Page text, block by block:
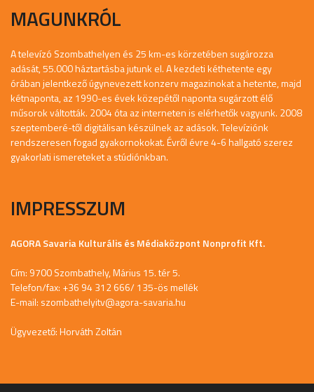
MAGUNKRÓL
A televízó Szombathelyen és 25 km-es körzetében sugározza
adását, 55.000 háztartásba jutunk el. A kezdeti kéthetente egy
órában jelentkező úgynevezett konzerv magazinokat a hetente, majd
kétnaponta, az 1990-es évek közepétől naponta sugárzott élő
műsorok váltották. 2004 óta az interneten is elérhetők vagyunk. 2008
szeptemberé-től digitálisan készülnek az adások. Televíziónk
rendszeresen fogad gyakornokokat. Évről évre 4-6 hallgató szerez
gyakorlati ismereteket a stúdiónkban.
IMPRESSZUM
AGORA Savaria Kulturális és Médiaközpont Nonprofit Kft.
Cím: 9700 Szombathely, Márius 15. tér 5.
Telefon/fax: +36 94 312 666/ 135-ös mellék
E-mail: szombathelyitv@agora-savaria.hu
Ügyvezető: Horváth Zoltán